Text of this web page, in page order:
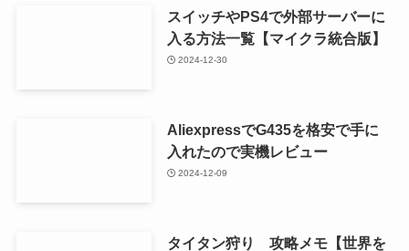
スイッチやPS4で外部サーバーに
入る方法一覧【マイクラ統合版】
2024-12-30
AliexpressでG435を格安で手に
入れたので実機レビュー
2024-12-09
タイタン狩り 攻略メモ【世界を